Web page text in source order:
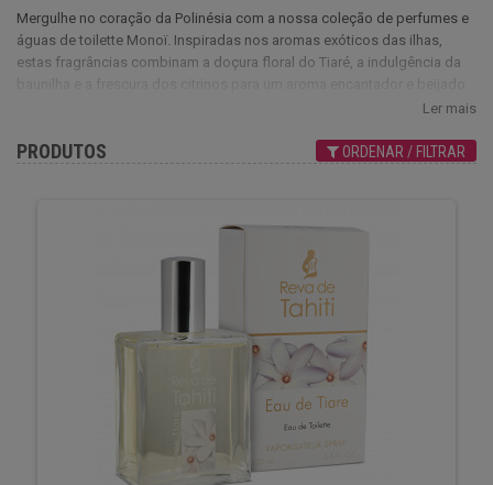
Mergulhe no coração da Polinésia com a nossa coleção de perfumes e
águas de toilette Monoï. Inspiradas nos aromas exóticos das ilhas,
estas fragrâncias combinam a doçura floral do Tiaré, a indulgência da
pelo sol. Quer se trate de uma eau de toilette leve e refrescante ou de
magia de Monoï. Desde a primeira vaporização, estas criações únicas
Ler mais
PRODUTOS ORDENAR / FILTRAR